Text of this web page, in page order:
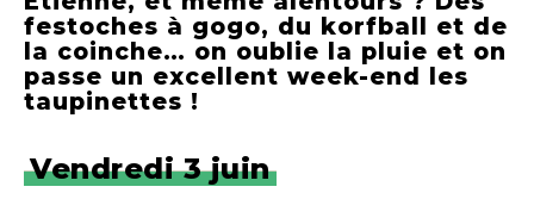
festoches à gogo, du korfball et de
la coinche… on oublie la pluie et on
passe un excellent week-end les
taupinettes !
Vendredi 3 juin